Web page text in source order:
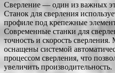
Сверление — один из важных
Станок для сверления
профиле под крепежные
Современные станки для
точность и скорость
оснащены системой
процессом сверления, что
увеличить производительность.